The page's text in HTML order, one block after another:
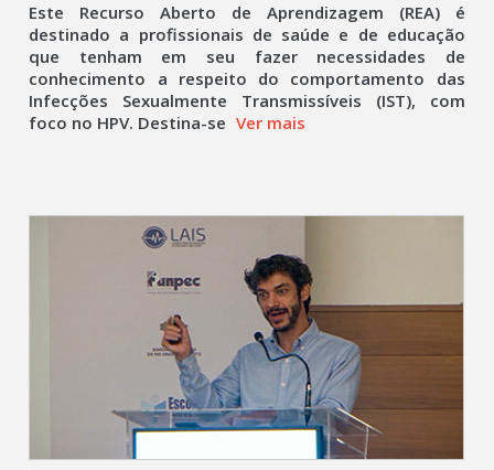
Este Recurso Aberto de Aprendizagem (REA) é
destinado a profissionais de saúde e de educação
que tenham em seu fazer necessidades de
conhecimento a respeito do comportamento das
Infecções Sexualmente Transmissíveis (IST), com
foco no HPV. Destina-se Ver mais